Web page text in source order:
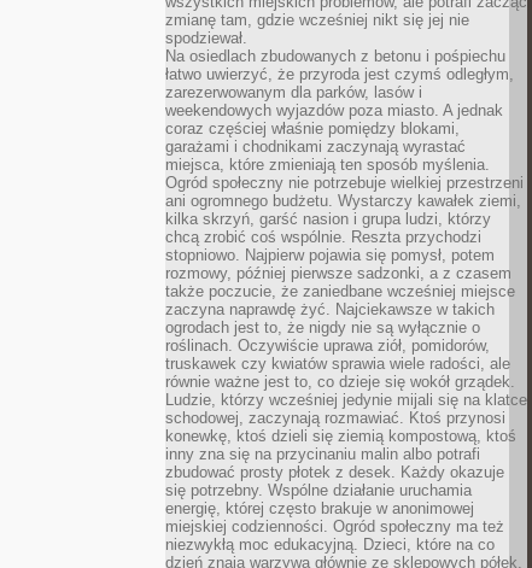
zmianę tam, gdzie wcześniej nikt się jej nie
spodziewał.
Na osiedlach zbudowanych z betonu i pośpiechu
łatwo uwierzyć, że przyroda jest czymś odległym,
zarezerwowanym dla parków, lasów i
weekendowych wyjazdów poza miasto. A jednak
coraz częściej właśnie pomiędzy blokami,
garażami i chodnikami zaczynają wyrastać
miejsca, które zmieniają ten sposób myślenia.
Ogród społeczny nie potrzebuje wielkiej przestrzeni
ani ogromnego budżetu. Wystarczy kawałek ziemi,
kilka skrzyń, garść nasion i grupa ludzi, którzy
chcą zrobić coś wspólnie. Reszta przychodzi
stopniowo. Najpierw pojawia się pomysł, potem
rozmowy, później pierwsze sadzonki, a z czasem
także poczucie, że zaniedbane wcześniej miejsce
zaczyna naprawdę żyć. Najciekawsze w takich
ogrodach jest to, że nigdy nie są wyłącznie o
roślinach. Oczywiście uprawa ziół, pomidorów,
truskawek czy kwiatów sprawia wiele radości, ale
równie ważne jest to, co dzieje się wokół grządek.
Ludzie, którzy wcześniej jedynie mijali się na klatce
schodowej, zaczynają rozmawiać. Ktoś przynosi
konewkę, ktoś dzieli się ziemią kompostową, ktoś
inny zna się na przycinaniu malin albo potrafi
zbudować prosty płotek z desek. Każdy okazuje
się potrzebny. Wspólne działanie uruchamia
energię, której często brakuje w anonimowej
miejskiej codzienności. Ogród społeczny ma też
niezwykłą moc edukacyjną. Dzieci, które na co
dzień znają warzywa głównie ze sklepowych półek,